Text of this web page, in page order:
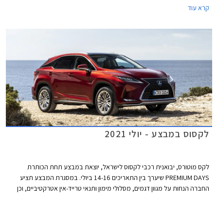
היברידית שהפכה למזוהה כל כך עם המותג.
קרא עוד
לקסוס במבצע - יולי 2021
לקס מוטורס, יבואנית רכבי לקסוס לישראל, יוצאת במבצע תחת הכותרת
PREMIUM DAYS שיערך בין התאריכים 14-16 ביולי. במסגרת המבצע תציע
החברה הנחות על מגוון דגמים, מסלולי מימון ותנאי טרייד-אין אטרקטיביים, וכן